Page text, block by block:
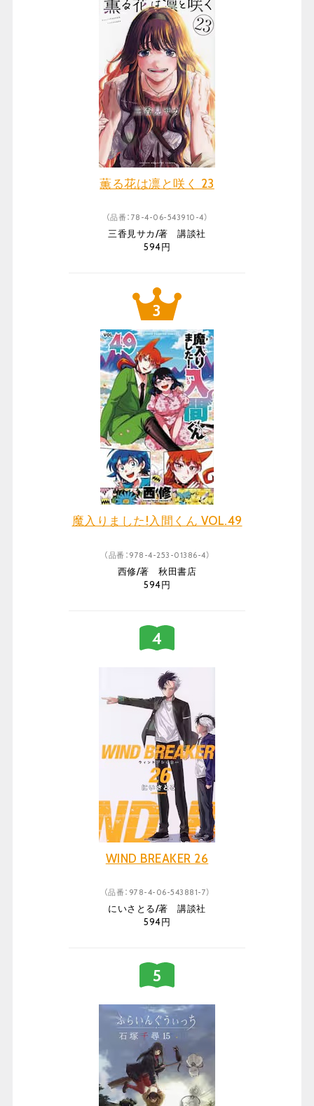
薫る花は凛と咲く 23
（品番：78-4-06-543910-4）
三香見サカ/著 講談社
594円
魔入りました!入間くん VOL.49
（品番：978-4-253-01386-4）
西修/著 秋田書店
594円
WIND BREAKER 26
（品番：978-4-06-543881-7）
にいさとる/著 講談社
594円